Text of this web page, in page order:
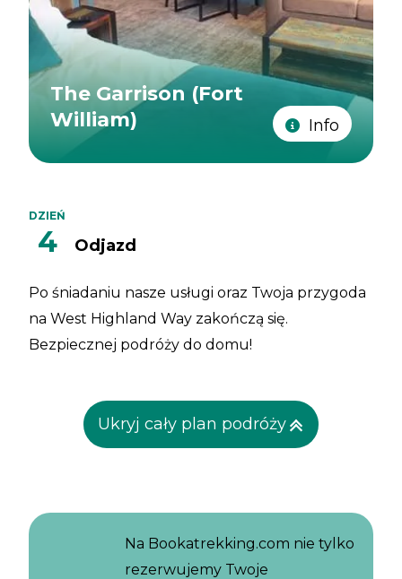
The Garrison (Fort
William)
Info
DZIEŃ
4 Odjazd
Po śniadaniu nasze usługi oraz Twoja przygoda
na West Highland Way zakończą się.
Bezpiecznej podróży do domu!
Ukryj cały plan podróży
Na Bookatrekking.com nie tylko
rezerwujemy Twoje